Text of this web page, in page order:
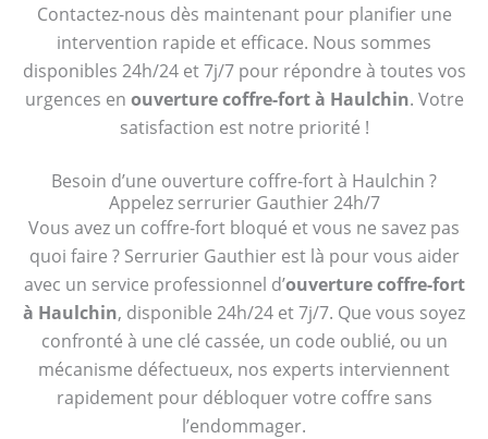
Contactez-nous dès maintenant pour planifier une
intervention rapide et efficace. Nous sommes
disponibles 24h/24 et 7j/7 pour répondre à toutes vos
urgences en ouverture coffre-fort à Haulchin. Votre
satisfaction est notre priorité !
Besoin d’une ouverture coffre-fort à Haulchin ?
Appelez serrurier Gauthier 24h/7
Vous avez un coffre-fort bloqué et vous ne savez pas
quoi faire ? Serrurier Gauthier est là pour vous aider
avec un service professionnel d’ouverture coffre-fort
à Haulchin, disponible 24h/24 et 7j/7. Que vous soyez
confronté à une clé cassée, un code oublié, ou un
mécanisme défectueux, nos experts interviennent
rapidement pour débloquer votre coffre sans
l’endommager.